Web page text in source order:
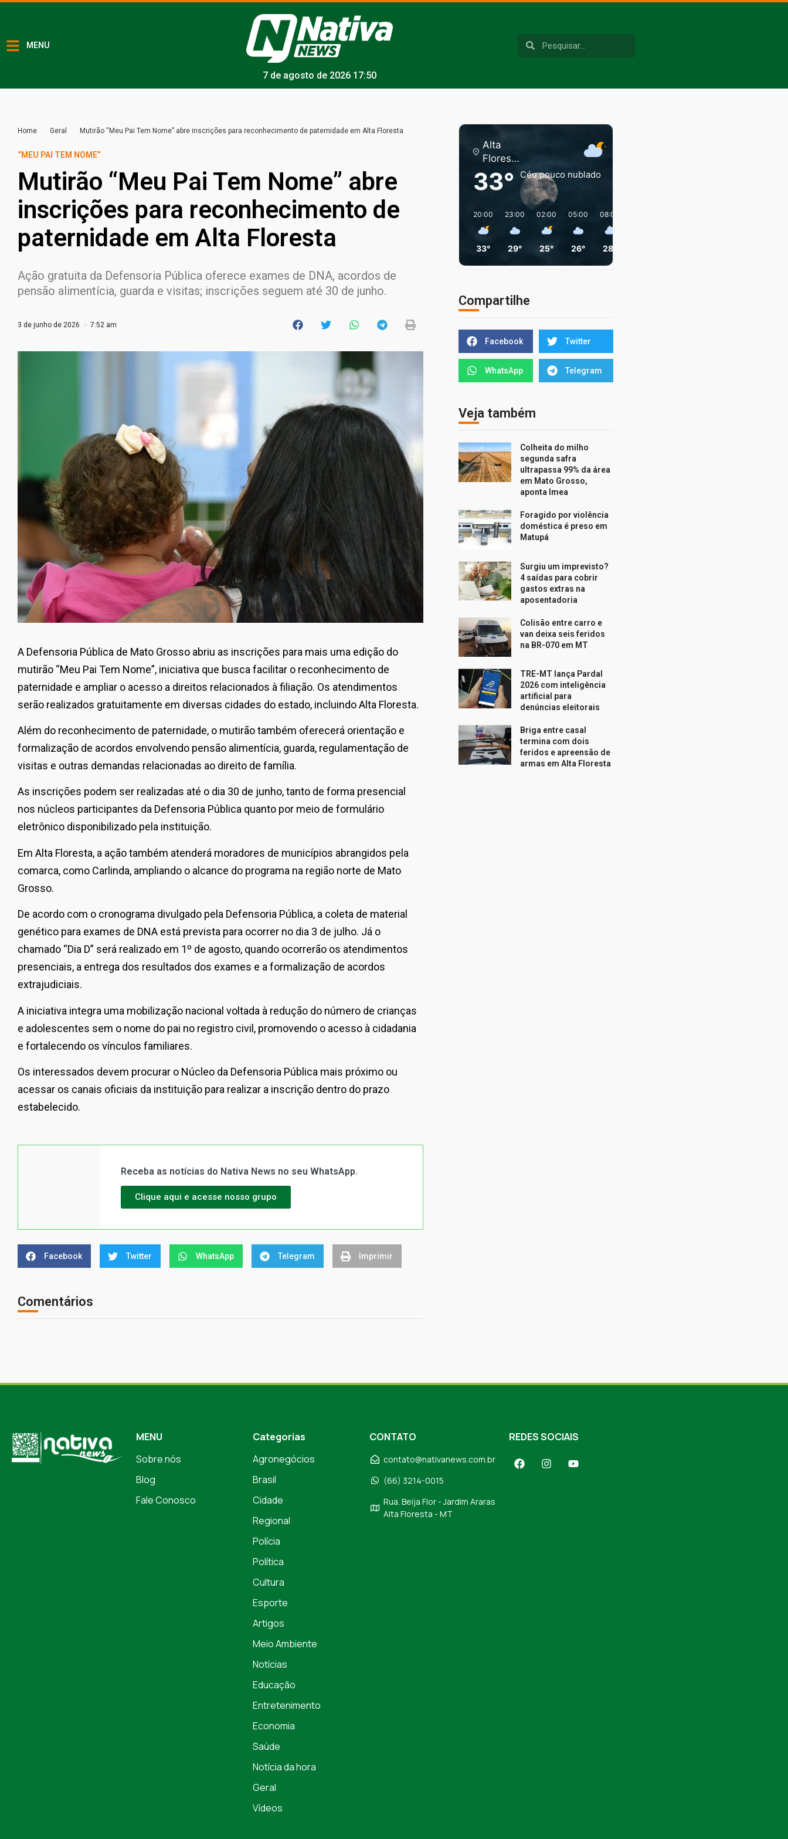
MENU
7 de agosto de 2026 17:50
Home Geral Mutirão “Meu Pai Tem Nome” abre inscrições para reconhecimento de paternidade em Alta Floresta
“MEU PAI TEM NOME”
Mutirão “Meu Pai Tem Nome” abre
inscrições para reconhecimento de
paternidade em Alta Floresta
Ação gratuita da Defensoria Pública oferece exames de DNA, acordos de
pensão alimentícia, guarda e visitas; inscrições seguem até 30 de junho.
3 de junho de 2026 7:52 am
A Defensoria Pública de Mato Grosso abriu as inscrições para mais uma edição do
mutirão “Meu Pai Tem Nome”, iniciativa que busca facilitar o reconhecimento de
paternidade e ampliar o acesso a direitos relacionados à filiação. Os atendimentos
serão realizados gratuitamente em diversas cidades do estado, incluindo Alta Floresta.
Além do reconhecimento de paternidade, o mutirão também oferecerá orientação e
formalização de acordos envolvendo pensão alimentícia, guarda, regulamentação de
visitas e outras demandas relacionadas ao direito de família.
As inscrições podem ser realizadas até o dia 30 de junho, tanto de forma presencial
nos núcleos participantes da Defensoria Pública quanto por meio de formulário
eletrônico disponibilizado pela instituição.
Em Alta Floresta, a ação também atenderá moradores de municípios abrangidos pela
comarca, como Carlinda, ampliando o alcance do programa na região norte de Mato
Grosso.
De acordo com o cronograma divulgado pela Defensoria Pública, a coleta de material
genético para exames de DNA está prevista para ocorrer no dia 3 de julho. Já o
chamado “Dia D” será realizado em 1º de agosto, quando ocorrerão os atendimentos
presenciais, a entrega dos resultados dos exames e a formalização de acordos
extrajudiciais.
A iniciativa integra uma mobilização nacional voltada à redução do número de crianças
e adolescentes sem o nome do pai no registro civil, promovendo o acesso à cidadania
e fortalecendo os vínculos familiares.
Os interessados devem procurar o Núcleo da Defensoria Pública mais próximo ou
acessar os canais oficiais da instituição para realizar a inscrição dentro do prazo
estabelecido.
Receba as notícias do Nativa News no seu WhatsApp.
Clique aqui e acesse nosso grupo
Facebook Twitter WhatsApp Telegram Imprimir
Comentários
Alta
Florest
a
33° Céu pouco nublado
20:00
33°
23:00
29°
02:00
25°
05:00
26°
08:00
28°
Compartilhe
Facebook Twitter
WhatsApp Telegram
Veja também
Colheita do milho
segunda safra
ultrapassa 99% da área
em Mato Grosso,
aponta Imea
Foragido por violência
doméstica é preso em
Matupá
Surgiu um imprevisto?
4 saídas para cobrir
gastos extras na
aposentadoria
Colisão entre carro e
van deixa seis feridos
na BR-070 em MT
TRE-MT lança Pardal
2026 com inteligência
artificial para
denúncias eleitorais
Briga entre casal
termina com dois
feridos e apreensão de
armas em Alta Floresta
MENU
Sobre nós
Blog
Fale Conosco
Categorias
Agronegócios
Brasil
Cidade
Regional
Polícia
Política
Cultura
Esporte
Artigos
Meio Ambiente
Notícias
Educação
Entretenimento
Economia
Saúde
Notícia da hora
Geral
Vídeos
CONTATO
contato@nativanews.com.br
(66) 3214-0015
Rua. Beija Flor - Jardim Araras
Alta Floresta - MT
REDES SOCIAIS